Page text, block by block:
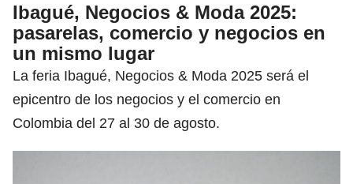
Ibagué, Negocios & Moda 2025:
pasarelas, comercio y negocios en
un mismo lugar
La feria Ibagué, Negocios & Moda 2025 será el
epicentro de los negocios y el comercio en
Colombia del 27 al 30 de agosto.